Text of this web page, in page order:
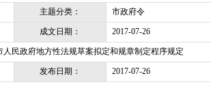
主题分类：